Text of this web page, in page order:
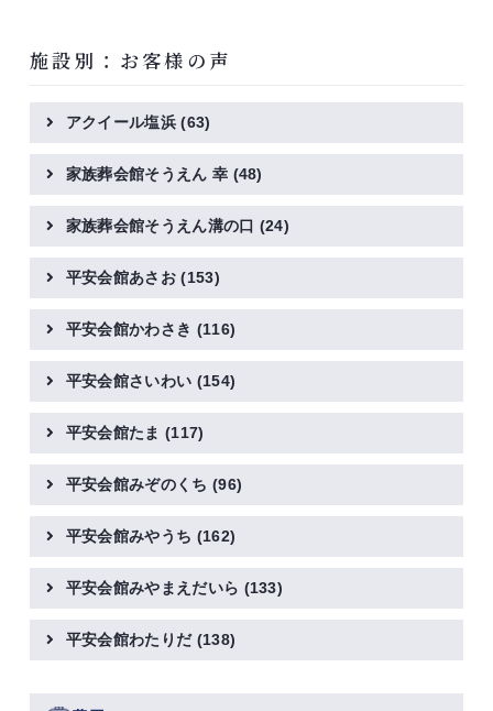
施設別：お客様の声
アクイール塩浜(63)
家族葬会館そうえん 幸 (48)
家族葬会館そうえん溝の口 (24)
平安会館あさお(153)
平安会館かわさき (116)
平安会館さいわい (154)
平安会館たま(117)
平安会館みぞのくち (96)
平安会館みやうち (162)
平安会館みやまえだいら (133)
平安会館わたりだ (138)